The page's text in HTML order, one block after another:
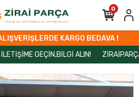
KARGO BEDAVA !
GEÇİN,BİLGİ ALIN!
ZİRAİPARÇA’DA
0